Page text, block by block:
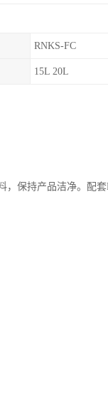
RNKS-FC
15L 20L
保持产品洁净。配